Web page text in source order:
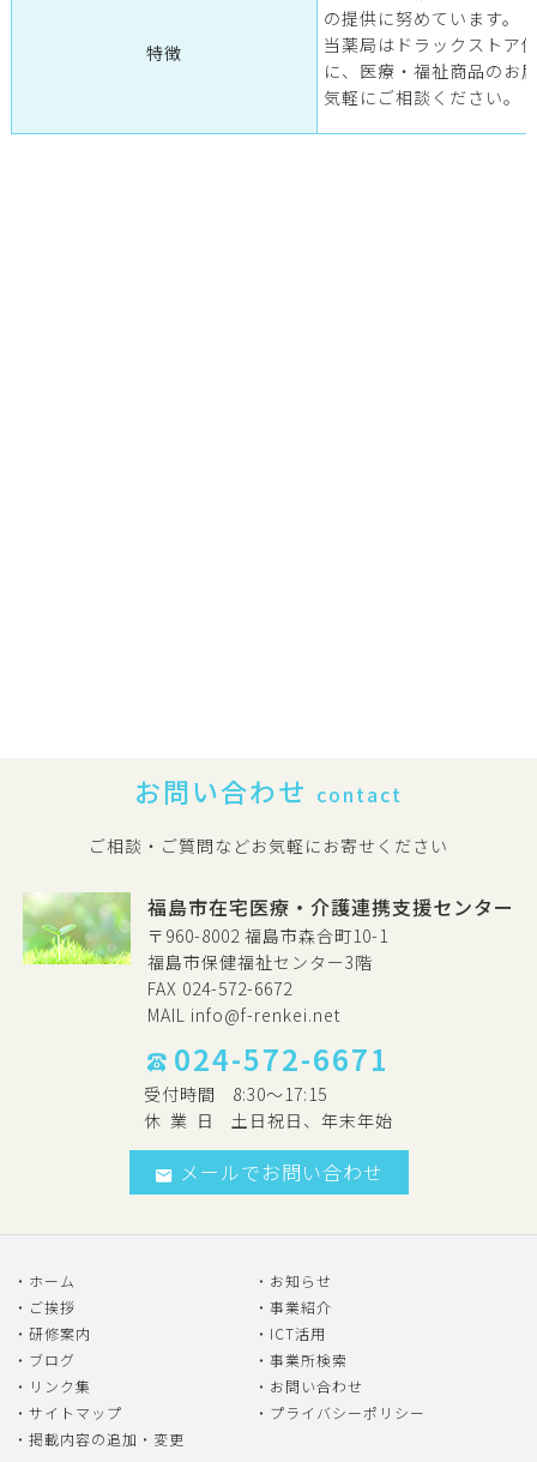
特徴
の提供に努めています。
当薬局はドラックストア
に、医療・福祉商品のお
気軽にご相談ください。
お問い合わせ contact
ご相談・ご質問などお気軽にお寄せください
福島市在宅医療・介護連携支援センター
〒960-8002 福島市森合町10-1
福島市保健福祉センター3階
FAX 024-572-6672
MAIL info@f-renkei.net
024-572-6671
受付時間
8:30～17:15
休 業 日 土日祝日、年末年始
メールでお問い合わせ
ホーム
お知らせ
ご挨拶
事業紹介
研修案内
ICT活用
ブログ
事業所検索
リンク集
お問い合わせ
サイトマップ
プライバシーポリシー
掲載内容の追加・変更